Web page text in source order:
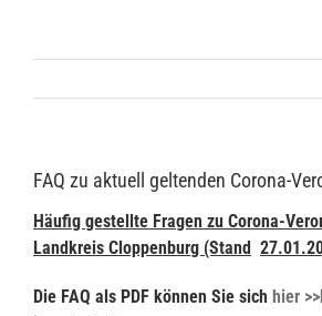
FAQ zu aktuell geltenden Corona-
Häufig gestellte Fragen zu Corona-
Landkreis Cloppenburg (Stand
Die FAQ als PDF können Sie sich hier